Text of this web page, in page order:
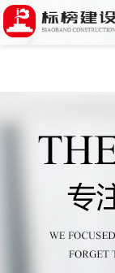
哈密瓜视频,
载,哈密瓜视